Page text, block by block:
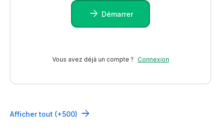
Démarrer
Vous avez déjà un compte ? Connexion
Afficher tout (+500)